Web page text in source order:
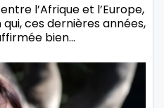
l’Afrique et l’Europe,
ces dernières années,
bien…